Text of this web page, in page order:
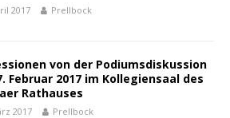
2017 Prellbock
von der Podiumsdiskussion
Februar 2017 im Kollegiensaal des
Rathauses
2017 Prellbock